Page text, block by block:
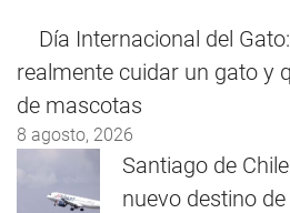
Día Internacional del
realmente cuidar un gato y
de mascotas
8 agosto, 2026
Santiago de
nuevo destino